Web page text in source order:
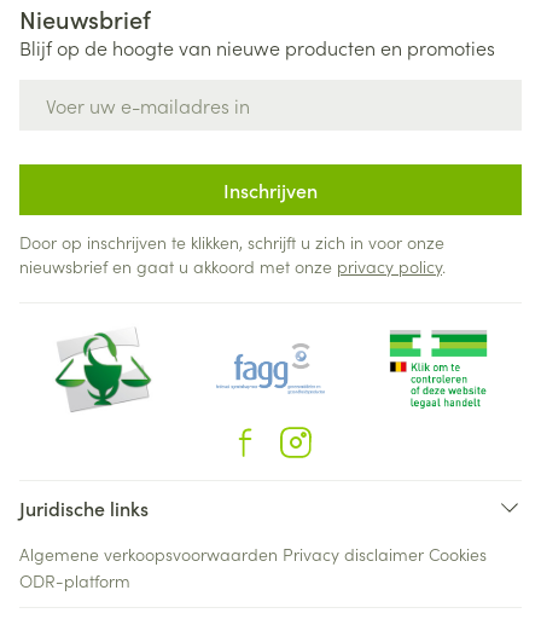
Nieuwsbrief
Blijf op de hoogte van nieuwe producten en promoties
Inschrijven
Door op inschrijven te klikken, schrijft u zich in voor onze
nieuwsbrief en gaat u akkoord met onze privacy policy.
Juridische links
Algemene verkoopsvoorwaarden Privacy disclaimer Cookies
ODR-platform